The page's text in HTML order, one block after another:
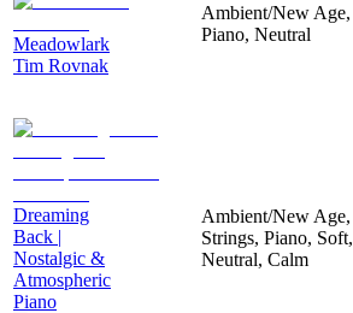
Meadowlark
Tim Rovnak
Ambient/New Age,
Piano, Neutral
Dreaming
Back |
Nostalgic &
Atmospheric
Piano
Ambient/New Age,
Strings, Piano, Soft,
Neutral, Calm